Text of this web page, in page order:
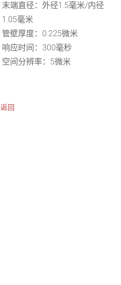
末端直径：外径1.5毫米/内径
1.05毫米
管壁厚度：0.225微米
响应时间：300毫秒
空间分辨率：5微米
返回